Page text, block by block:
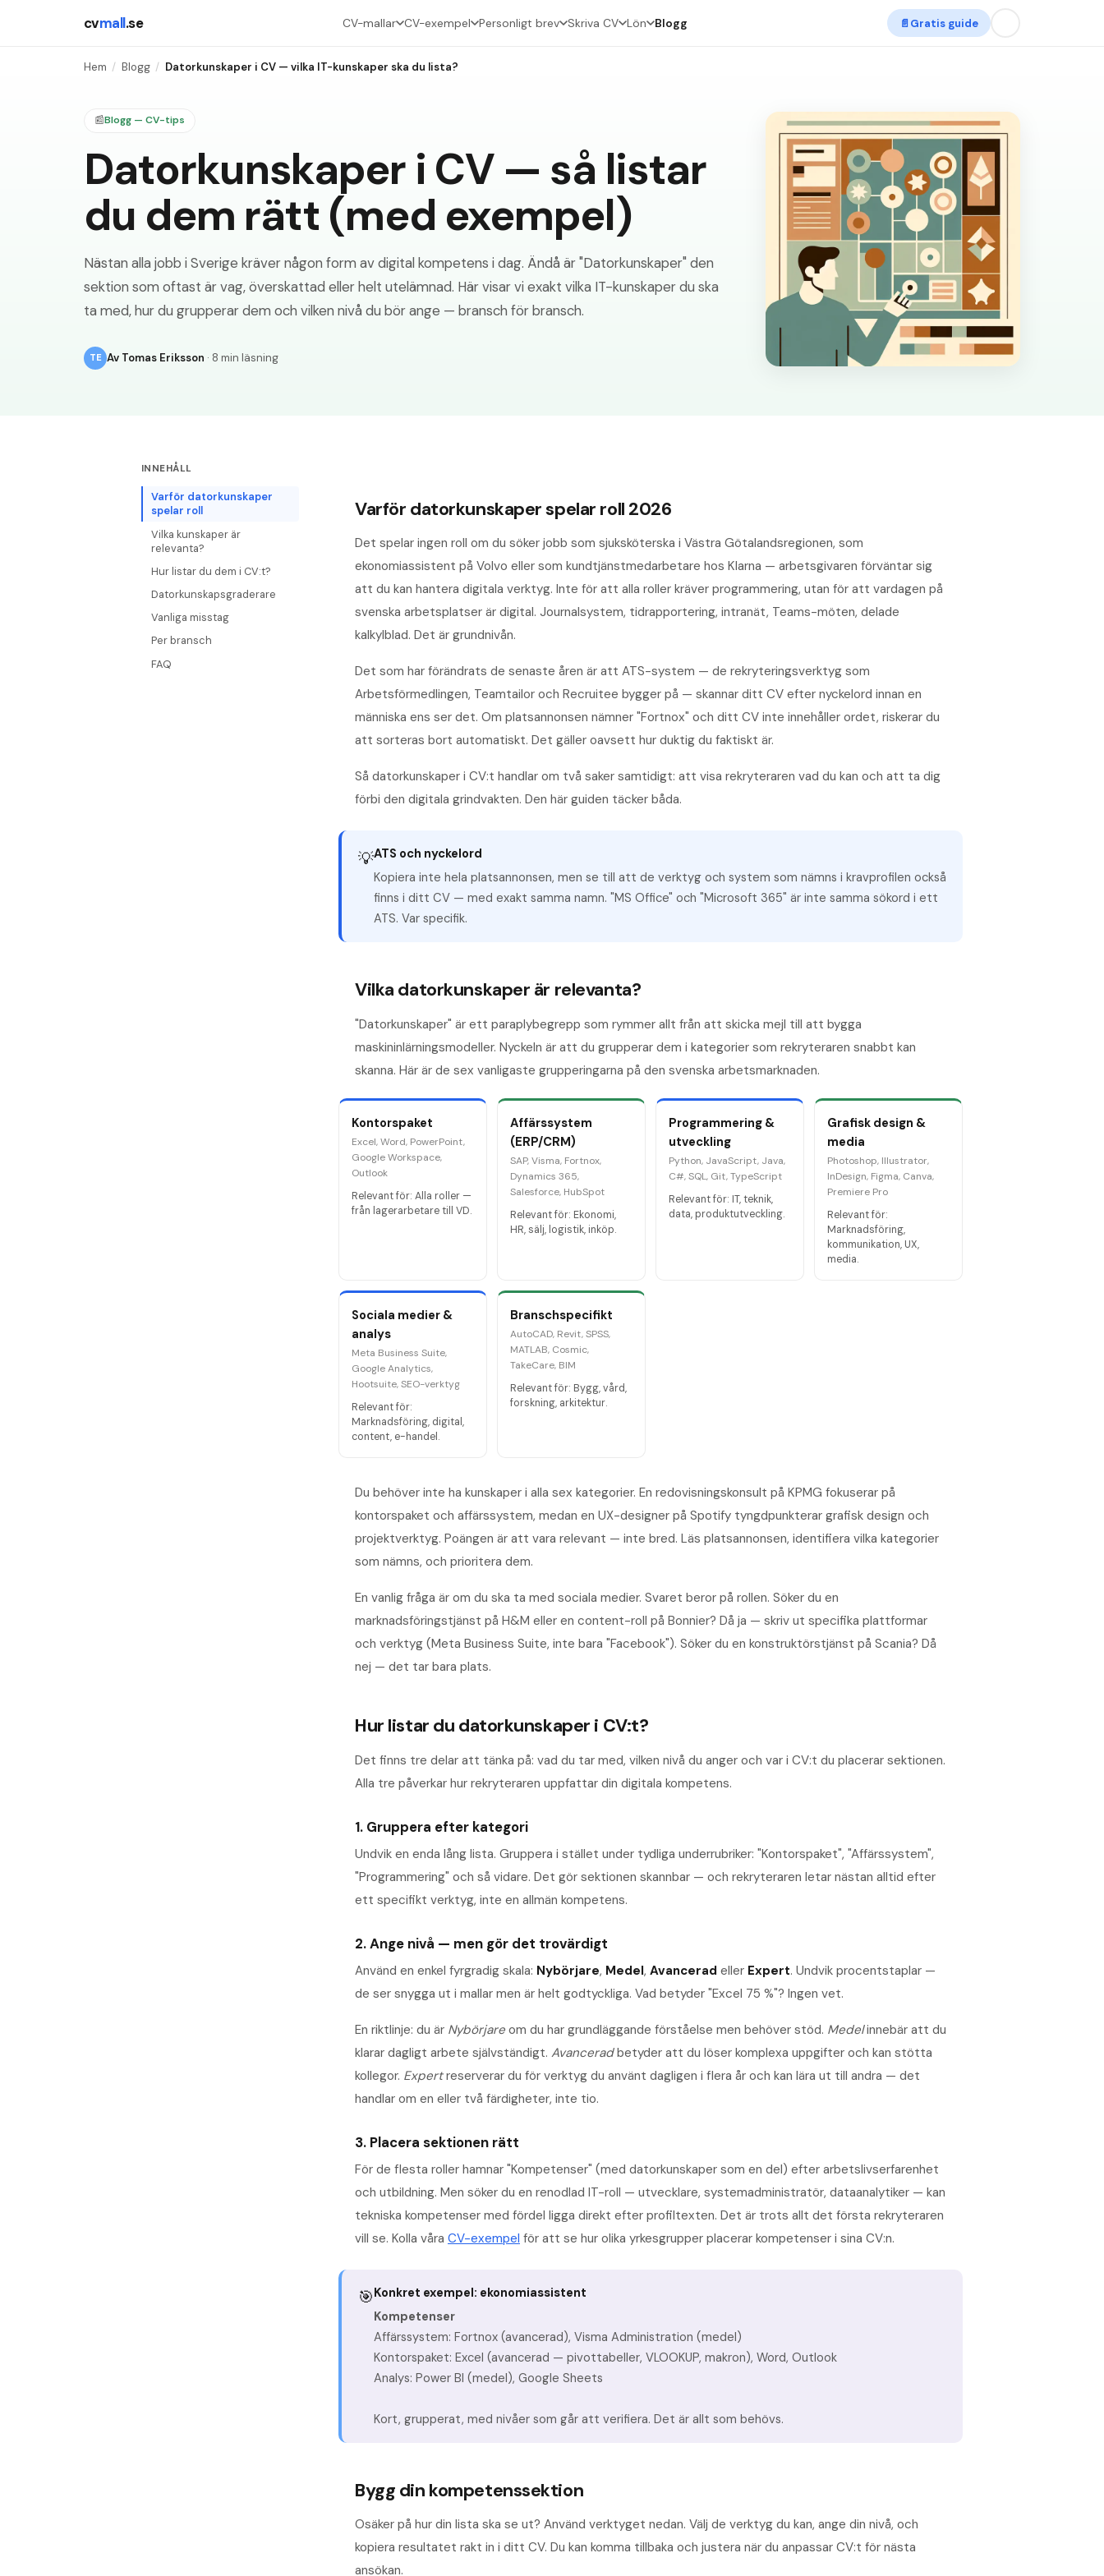
cvmall.se CV-mallar CV-exempel Personligt brev Skriva CV Lön Blogg 📄 Gratis guide
Hem / Blogg / Datorkunskaper i CV — vilka IT-kunskaper ska du lista?
📰Blogg — CV-tips
Datorkunskaper i CV — så listar
du dem rätt (med exempel)
Nästan alla jobb i Sverige kräver någon form av digital kompetens i dag. Ändå är "Datorkunskaper" den
sektion som oftast är vag, överskattad eller helt utelämnad. Här visar vi exakt vilka IT-kunskaper du ska
ta med, hur du grupperar dem och vilken nivå du bör ange — bransch för bransch.
TE Av Tomas Eriksson · 8 min läsning
INNEHÅLL
Varför datorkunskaper
spelar roll
Vilka kunskaper är
relevanta?
Hur listar du dem i CV:t?
Datorkunskapsgraderare
Vanliga misstag
Per bransch
FAQ
Varför datorkunskaper spelar roll 2026
Det spelar ingen roll om du söker jobb som sjuksköterska i Västra Götalandsregionen, som
ekonomiassistent på Volvo eller som kundtjänstmedarbetare hos Klarna — arbetsgivaren förväntar sig
att du kan hantera digitala verktyg. Inte för att alla roller kräver programmering, utan för att vardagen på
svenska arbetsplatser är digital. Journalsystem, tidrapportering, intranät, Teams-möten, delade
kalkylblad. Det är grundnivån.
Det som har förändrats de senaste åren är att ATS-system — de rekryteringsverktyg som
Arbetsförmedlingen, Teamtailor och Recruitee bygger på — skannar ditt CV efter nyckelord innan en
människa ens ser det. Om platsannonsen nämner "Fortnox" och ditt CV inte innehåller ordet, riskerar du
att sorteras bort automatiskt. Det gäller oavsett hur duktig du faktiskt är.
Så datorkunskaper i CV:t handlar om två saker samtidigt: att visa rekryteraren vad du kan och att ta dig
förbi den digitala grindvakten. Den här guiden täcker båda.
💡ATS och nyckelord
Kopiera inte hela platsannonsen, men se till att de verktyg och system som nämns i kravprofilen också
finns i ditt CV — med exakt samma namn. "MS Office" och "Microsoft 365" är inte samma sökord i ett
ATS. Var specifik.
Vilka datorkunskaper är relevanta?
"Datorkunskaper" är ett paraplybegrepp som rymmer allt från att skicka mejl till att bygga
maskininlärningsmodeller. Nyckeln är att du grupperar dem i kategorier som rekryteraren snabbt kan
skanna. Här är de sex vanligaste grupperingarna på den svenska arbetsmarknaden.
Kontorspaket
Excel, Word, PowerPoint,
Google Workspace,
Outlook
Relevant för:Alla roller —
från lagerarbetare till VD.
Affärssystem
(ERP/CRM)
SAP, Visma, Fortnox,
Dynamics 365,
Salesforce, HubSpot
Relevant för: Ekonomi,
HR, sälj, logistik, inköp.
Programmering &
utveckling
Python, JavaScript, Java,
C#, SQL, Git, TypeScript
Relevant för: IT, teknik,
data, produktutveckling.
Grafisk design &
media
Photoshop, Illustrator,
InDesign, Figma, Canva,
Premiere Pro
Relevant för:
Marknadsföring,
kommunikation, UX,
media.
Sociala medier &
analys
Meta Business Suite,
Google Analytics,
Hootsuite, SEO-verktyg
Relevant för:
Marknadsföring, digital,
content, e-handel.
Branschspecifikt
AutoCAD, Revit, SPSS,
MATLAB, Cosmic,
TakeCare, BIM
Relevant för: Bygg, vård,
forskning, arkitektur.
Du behöver inte ha kunskaper i alla sex kategorier. En redovisningskonsult på KPMG fokuserar på
kontorspaket och affärssystem, medan en UX-designer på Spotify tyngdpunkterar grafisk design och
projektverktyg. Poängen är att vara relevant — inte bred. Läs platsannonsen, identifiera vilka kategorier
som nämns, och prioritera dem.
En vanlig fråga är om du ska ta med sociala medier. Svaret beror på rollen. Söker du en
marknadsföringstjänst på H&M eller en content-roll på Bonnier? Då ja — skriv ut specifika plattformar
och verktyg (Meta Business Suite, inte bara "Facebook"). Söker du en konstruktörstjänst på Scania? Då
nej — det tar bara plats.
Hur listar du datorkunskaper i CV:t?
Det finns tre delar att tänka på: vad du tar med, vilken nivå du anger och var i CV:t du placerar sektionen.
Alla tre påverkar hur rekryteraren uppfattar din digitala kompetens.
1. Gruppera efter kategori
Undvik en enda lång lista. Gruppera i stället under tydliga underrubriker: "Kontorspaket", "Affärssystem",
"Programmering" och så vidare. Det gör sektionen skannbar — och rekryteraren letar nästan alltid efter
ett specifikt verktyg, inte en allmän kompetens.
2. Ange nivå — men gör det trovärdigt
Använd en enkel fyrgradig skala: Nybörjare, Medel, Avancerad eller Expert. Undvik procentstaplar —
de ser snygga ut i mallar men är helt godtyckliga. Vad betyder "Excel 75 %"? Ingen vet.
En riktlinje: du är Nybörjare om du har grundläggande förståelse men behöver stöd. Medelinnebär att du
klarar dagligt arbete självständigt. Avancerad betyder att du löser komplexa uppgifter och kan stötta
kollegor. Expertreserverar du för verktyg du använt dagligen i flera år och kan lära ut till andra — det
handlar om en eller två färdigheter, inte tio.
3. Placera sektionen rätt
För de flesta roller hamnar "Kompetenser" (med datorkunskaper som en del) efter arbetslivserfarenhet
och utbildning. Men söker du en renodlad IT-roll — utvecklare, systemadministratör, dataanalytiker — kan
tekniska kompetenser med fördel ligga direkt efter profiltexten. Det är trots allt det första rekryteraren
vill se. Kolla våra CV-exempel för att se hur olika yrkesgrupper placerar kompetenser i sina CV:n.
🎯Konkret exempel: ekonomiassistent
Kompetenser
Affärssystem: Fortnox (avancerad), Visma Administration (medel)
Kontorspaket: Excel (avancerad — pivottabeller, VLOOKUP, makron), Word, Outlook
Analys: Power BI (medel), Google Sheets
Kort, grupperat, med nivåer som går att verifiera. Det är allt som behövs.
Bygg din kompetenssektion
Osäker på hur din lista ska se ut? Använd verktyget nedan. Välj de verktyg du kan, ange din nivå, och
kopiera resultatet rakt in i ditt CV. Du kan komma tillbaka och justera när du anpassar CV:t för nästa
ansökan.